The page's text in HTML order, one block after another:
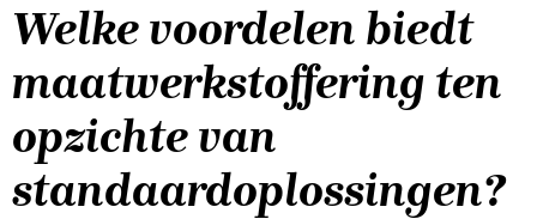
Welke voordelen biedt
maatwerkstoffering ten
opzichte van
standaardoplossingen?